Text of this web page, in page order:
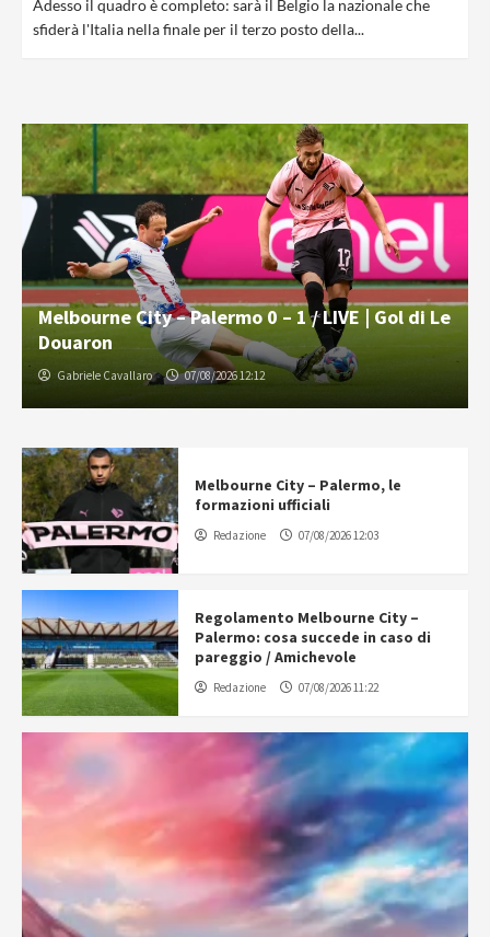
Adesso il quadro è completo: sarà il Belgio la nazionale che
sfiderà l'Italia nella finale per il terzo posto della...
Melbourne City – Palermo 0 – 1 / LIVE | Gol di Le
Douaron
Gabriele Cavallaro 07/08/2026 12:12
Melbourne City – Palermo, le
formazioni ufficiali
Redazione 07/08/2026 12:03
Regolamento Melbourne City –
Palermo: cosa succede in caso di
pareggio / Amichevole
Redazione 07/08/2026 11:22